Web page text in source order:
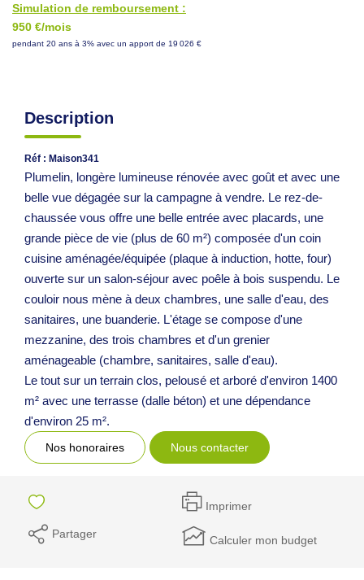
Simulation de remboursement :
950 €/mois
pendant 20 ans à 3% avec un apport de 19 026 €
Description
Réf : Maison341
Plumelin, longère lumineuse rénovée avec goût et avec une
belle vue dégagée sur la campagne à vendre. Le rez-de-
chaussée vous offre une belle entrée avec placards, une
grande pièce de vie (plus de 60 m²) composée d'un coin
cuisine aménagée/équipée (plaque à induction, hotte, four)
ouverte sur un salon-séjour avec poêle à bois suspendu. Le
couloir nous mène à deux chambres, une salle d'eau, des
sanitaires, une buanderie. L'étage se compose d'une
mezzanine, des trois chambres et d'un grenier
aménageable (chambre, sanitaires, salle d'eau).
Le tout sur un terrain clos, pelousé et arboré d'environ 1400
m² avec une terrasse (dalle béton) et une dépendance
d'environ 25 m².
Nos honoraires Nous contacter
Imprimer
Partager Calculer mon budget